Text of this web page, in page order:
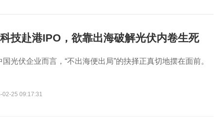
技赴港IPO，欲靠出海破解光伏内卷生死
国光伏企业而言，“不出海便出局”的抉择正真切地摆在面前。
02-25 09:17:31